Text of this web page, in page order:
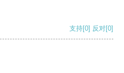
支持[0] 反对[0]